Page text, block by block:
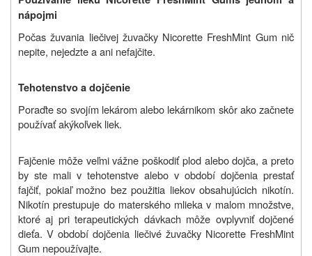
nápojmi
Počas žuvania liečivej žuvačky Nicorette FreshMint Gum nič
nepite, nejedzte a ani nefajčite.
Tehotenstvo a dojčenie
Poraďte so svojím lekárom alebo lekárnikom skôr ako začnete
používať akýkoľvek liek.
Fajčenie môže veľmi vážne poškodiť plod alebo dojča, a preto
by ste mali v tehotenstve alebo v období dojčenia prestať
fajčiť, pokiaľ možno bez použitia liekov obsahujúcich nikotín.
Nikotín prestupuje do materského mlieka v malom množstve,
ktoré aj pri terapeutických dávkach môže ovplyvniť dojčené
dieťa. V období dojčenia liečivé žuvačky Nicorette FreshMint
Gum nepoužívajte.